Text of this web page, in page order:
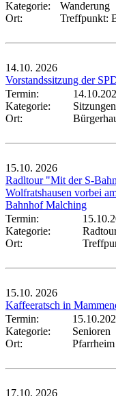
Kategorie:
Wanderung
Ort:
Treffpunkt:
14.10. 2026
Vorstandssitzung der
Termin:
Kategorie:
Sitzungen
Ort:
15.10. 2026
Radltour "Mit der S-
Wolfratshausen vorbei
Bahnhof Malching
Termin:
Kategorie:
Ort:
15.10. 2026
Kaffeeratsch in
Termin:
Kategorie:
Senioren
Ort:
17.10. 2026